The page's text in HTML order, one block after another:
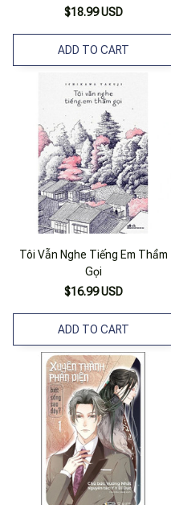
$18.99 USD
ADD TO CART
Tôi Vẫn Nghe Tiếng Em Thầm
Gọi
$16.99 USD
ADD TO CART